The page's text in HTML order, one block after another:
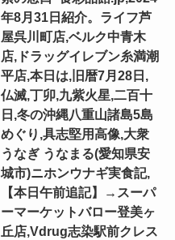
年8月31日紹介。ライフ芦
屋呉川町店,ベルク中青木
店,ドラッグイレブン糸満潮
平店,本日は,旧暦7月28日,
仏滅,丁卯,九紫火星,二百十
日,冬の沖縄八重山諸島5島
めぐり,具志堅用高像,大衆
うなぎ うなまる(愛知県安
城市)ニホンウナギ実食記,
【本日午前追記】→スーパ
ーマーケットバロー登美ヶ
丘店,Vdrug志染駅前クレス